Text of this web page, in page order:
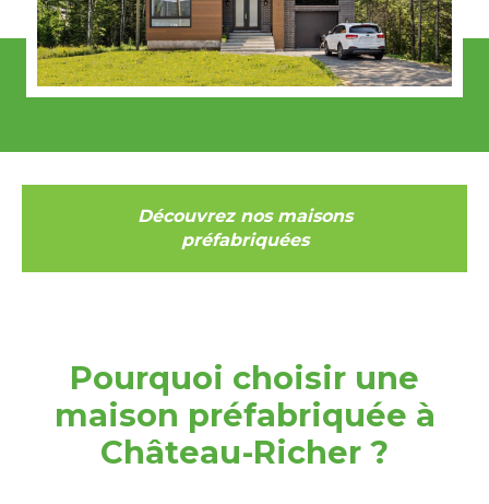
Découvrez nos maisons
préfabriquées
Pourquoi choisir une
maison préfabriquée à
Château-Richer ?